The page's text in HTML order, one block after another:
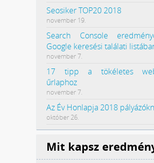
Seosiker TOP20 2018
november 19.
Search Console
Google keresési találati
november 7.
17 tipp a tökéletes
űrlaphoz
november 7.
Az Év Honlapja 2018
október 26.
Mit kapsz